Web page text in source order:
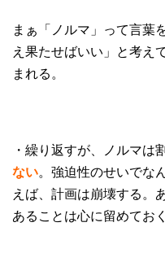
まぁ「ノルマ」って言葉
え果たせばいい」と考え
まれる。
・繰り返すが、ノルマは
ない。強迫性のせいでな
えば、計画は崩壊する。
あることは心に留めてお